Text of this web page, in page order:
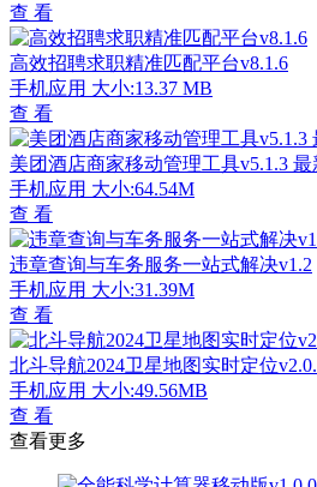
查 看
高效招聘求职精准匹配平台v8.1.6
手机应用 大小:13.37 MB
查 看
美团酒店商家移动管理工具v5.1.3 最
手机应用 大小:64.54M
查 看
违章查询与车务服务一站式解决v1.2
手机应用 大小:31.39M
查 看
北斗导航2024卫星地图实时定位
手机应用 大小:49.56MB
查 看
查看更多